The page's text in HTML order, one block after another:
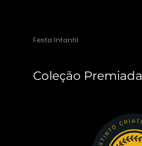
Festa Infantil
Coleção Premiada